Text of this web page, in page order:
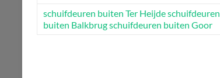
schuifdeuren buiten Ter Heijdeschuifdeuren
buiten Balkbrugschuifdeuren buiten Goor